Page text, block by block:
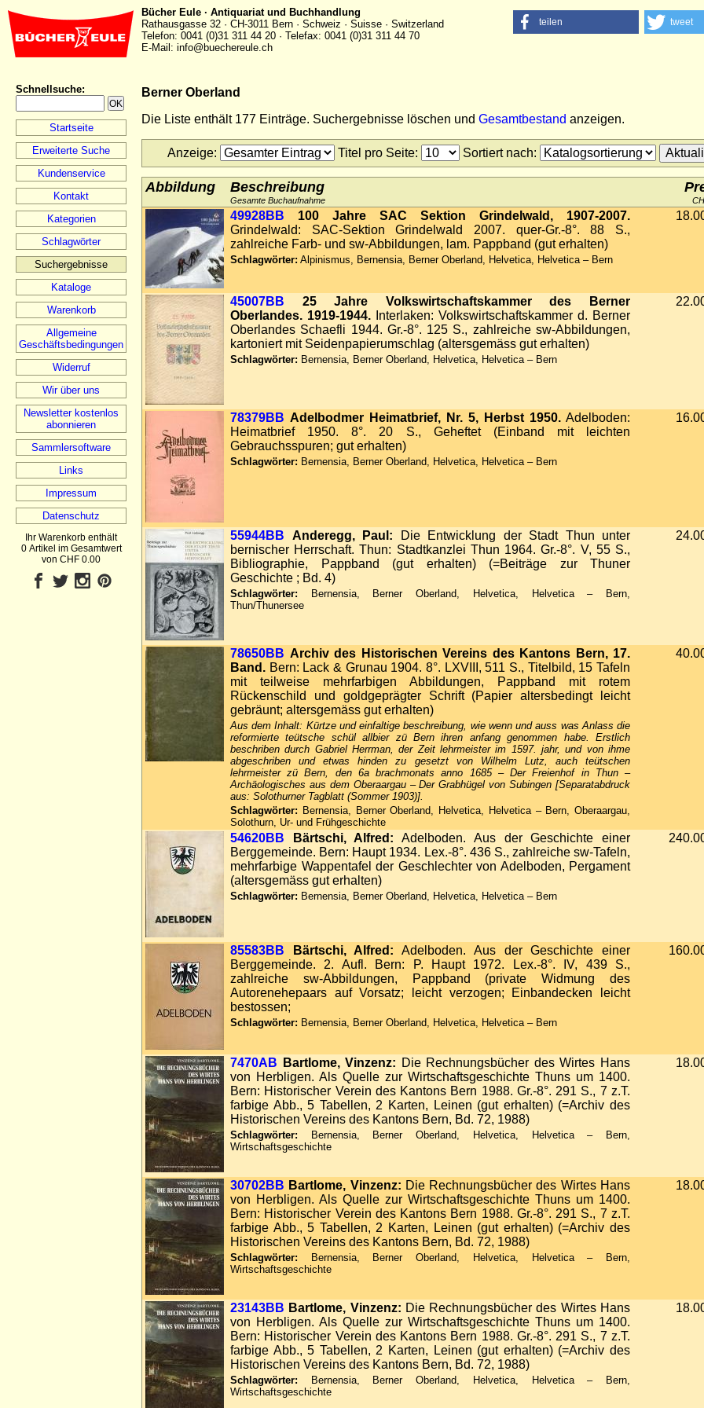
Bücher Eule · Antiquariat und Buchhandlung
Rathausgasse 32 · CH-3011 Bern · Schweiz · Suisse · Switzerland
Telefon: 0041 (0)31 311 44 20 · Telefax: 0041 (0)31 311 44 70
E-Mail: info@buechereule.ch
teilen tweet
Schnellsuche:
Startseite
Erweiterte Suche
Kundenservice
Kontakt
Kategorien
Schlagwörter
Suchergebnisse
Kataloge
Warenkorb
Allgemeine
Geschäftsbedingungen
Widerruf
Wir über uns
Newsletter kostenlos
abonnieren
Sammlersoftware
Links
Impressum
Datenschutz
Ihr Warenkorb enthält
0 Artikel im Gesamtwert
von CHF 0.00
Berner Oberland
Die Liste enthält 177 Einträge. Suchergebnisse löschen und Gesamtbestand anzeigen.
Anzeige: Titel pro Seite: Sortiert nach:
Abbildung Beschreibung
Gesamte Buchaufnahme
49928BB
100 Jahre SAC Sektion Grindelwald, 1907-2007.
Grindelwald: SAC-Sektion Grindelwald 2007. quer-Gr.-8°. 88 S.,
zahlreiche Farb- und sw-Abbildungen, lam. Pappband (gut erhalten)
Schlagwörter: Alpinismus, Bernensia, Berner Oberland, Helvetica, Helvetica – Bern
45007BB
25 Jahre Volkswirtschaftskammer des Berner
Oberlandes. 1919-1944. Interlaken: Volkswirtschaftskammer d. Berner
Oberlandes Schaefli 1944. Gr.-8°. 125 S., zahlreiche sw-Abbildungen,
kartoniert mit Seidenpapierumschlag (altersgemäss gut erhalten)
Schlagwörter: Bernensia, Berner Oberland, Helvetica, Helvetica – Bern
78379BB Adelbodmer Heimatbrief, Nr. 5, Herbst 1950. Adelboden:
Heimatbrief 1950. 8°. 20 S., Geheftet (Einband mit leichten
Gebrauchsspuren; gut erhalten)
Schlagwörter: Bernensia, Berner Oberland, Helvetica, Helvetica – Bern
55944BB Anderegg, Paul: Die Entwicklung der Stadt Thun unter
bernischer Herrschaft. Thun: Stadtkanzlei Thun 1964. Gr.-8°. V, 55 S.,
Bibliographie, Pappband (gut erhalten) (=Beiträge zur Thuner
Geschichte ; Bd. 4)
Schlagwörter: Bernensia, Berner Oberland, Helvetica, Helvetica – Bern,
Thun/Thunersee
78650BB Archiv des Historischen Vereins des Kantons Bern, 17.
Band. Bern: Lack & Grunau 1904. 8°. LXVIII, 511 S., Titelbild, 15 Tafeln
mit teilweise mehrfarbigen Abbildungen, Pappband mit rotem
Rückenschild und goldgeprägter Schrift (Papier altersbedingt leicht
gebräunt; altersgemäss gut erhalten)
Aus dem Inhalt: Kürtze und einfaltige beschreibung, wie wenn und auss was Anlass die
reformierte teütsche schül allbier zü Bern ihren anfang genommen habe. Erstlich
beschriben durch Gabriel Herrman, der Zeit lehrmeister im 1597. jahr, und von ihme
abgeschriben und etwas hinden zu gesetzt von Wilhelm Lutz, auch teütschen
lehrmeister zü Bern, den 6a brachmonats anno 1685 – Der Freienhof in Thun –
Archäologisches aus dem Oberaargau – Der Grabhügel von Subingen [Separatabdruck
aus: Solothurner Tagblatt (Sommer 1903)].
Schlagwörter: Bernensia, Berner Oberland, Helvetica, Helvetica – Bern, Oberaargau,
Solothurn, Ur- und Frühgeschichte
54620BB Bärtschi, Alfred: Adelboden. Aus der Geschichte einer
Berggemeinde. Bern: Haupt 1934. Lex.-8°. 436 S., zahlreiche sw-Tafeln,
mehrfarbige Wappentafel der Geschlechter von Adelboden, Pergament
(altersgemäss gut erhalten)
Schlagwörter: Bernensia, Berner Oberland, Helvetica, Helvetica – Bern
85583BB Bärtschi, Alfred: Adelboden. Aus der Geschichte einer
Berggemeinde. 2. Aufl. Bern: P. Haupt 1972. Lex.-8°. IV, 439 S.,
zahlreiche sw-Abbildungen, Pappband (private Widmung des
Autorenehepaars auf Vorsatz; leicht verzogen; Einbandecken leicht
bestossen;
Schlagwörter: Bernensia, Berner Oberland, Helvetica, Helvetica – Bern
7470AB Bartlome, Vinzenz: Die Rechnungsbücher des Wirtes Hans
von Herbligen. Als Quelle zur Wirtschaftsgeschichte Thuns um 1400.
Bern: Historischer Verein des Kantons Bern 1988. Gr.-8°. 291 S., 7 z.T.
farbige Abb., 5 Tabellen, 2 Karten, Leinen (gut erhalten) (=Archiv des
Historischen Vereins des Kantons Bern, Bd. 72, 1988)
Schlagwörter: Bernensia, Berner Oberland, Helvetica, Helvetica – Bern,
Wirtschaftsgeschichte
30702BB Bartlome, Vinzenz: Die Rechnungsbücher des Wirtes Hans
von Herbligen. Als Quelle zur Wirtschaftsgeschichte Thuns um 1400.
Bern: Historischer Verein des Kantons Bern 1988. Gr.-8°. 291 S., 7 z.T.
farbige Abb., 5 Tabellen, 2 Karten, Leinen (gut erhalten) (=Archiv des
Historischen Vereins des Kantons Bern, Bd. 72, 1988)
Schlagwörter: Bernensia, Berner Oberland, Helvetica, Helvetica – Bern,
Wirtschaftsgeschichte
23143BB Bartlome, Vinzenz: Die Rechnungsbücher des Wirtes Hans
von Herbligen. Als Quelle zur Wirtschaftsgeschichte Thuns um 1400.
Bern: Historischer Verein des Kantons Bern 1988. Gr.-8°. 291 S., 7 z.T.
farbige Abb., 5 Tabellen, 2 Karten, Leinen (gut erhalten) (=Archiv des
Historischen Vereins des Kantons Bern, Bd. 72, 1988)
Schlagwörter: Bernensia, Berner Oberland, Helvetica, Helvetica – Bern,
Wirtschaftsgeschichte